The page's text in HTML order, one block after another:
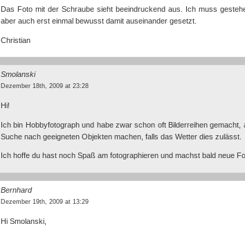
Das Foto mit der Schraube sieht beeindruckend aus. Ich muss
aber auch erst einmal bewusst damit auseinander gesetzt.
Christian
Smolanski
Dezember 18th, 2009 at 23:28
Hi!
Ich bin Hobbyfotograph und habe zwar schon oft Bilderreihen
Suche nach geeigneten Objekten machen, falls das Wetter dies zulässt.
Ich hoffe du hast noch Spaß am fotographieren und machst bald neue
Bernhard
Dezember 19th, 2009 at 13:29
Hi Smolanski,